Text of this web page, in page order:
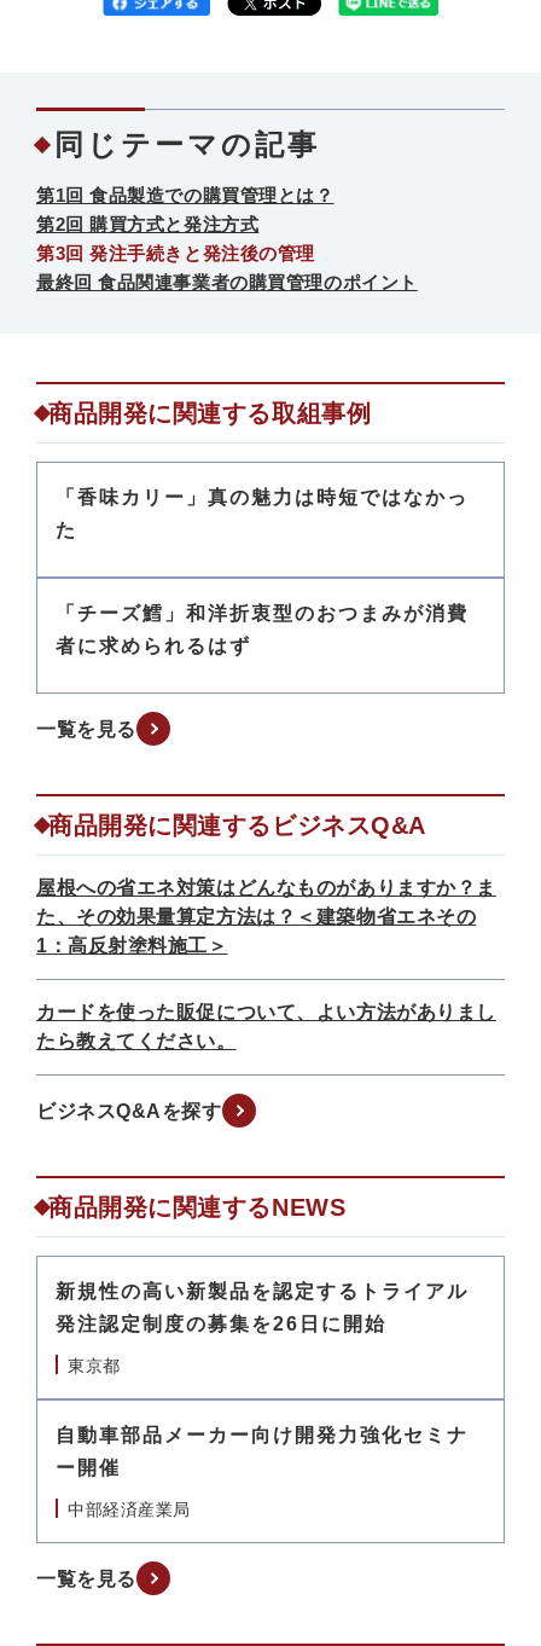
同じテーマの記事
第1回 食品製造での購買管理とは？
第2回 購買方式と発注方式
第3回 発注手続きと発注後の管理
最終回 食品関連事業者の購買管理のポイント
商品開発に関連する取組事例
「香味カリー」真の魅力は時短ではなかっ
た
「チーズ鱈」和洋折衷型のおつまみが消費
者に求められるはず
一覧を見る
商品開発に関連するビジネスQ&A
屋根への省エネ対策はどんなものがありますか？ま
た、その効果量算定方法は？＜建築物省エネその
1：高反射塗料施工＞
カードを使った販促について、よい方法がありまし
たら教えてください。
ビジネスQ&Aを探す
商品開発に関連するNEWS
新規性の高い新製品を認定するトライアル
発注認定制度の募集を26日に開始
東京都
自動車部品メーカー向け開発力強化セミナ
ー開催
中部経済産業局
一覧を見る